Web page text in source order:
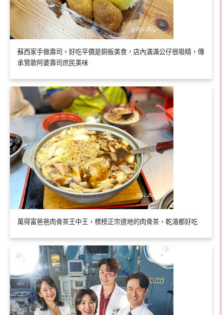
蘇西家手做壽司，好吃平價是銅板美食，店內滿滿公仔很吸睛，傳
承鶯歌阿婆壽司庶民美味
萬得富爸爸肉骨茶王中王，標榜正宗道地的肉骨茶，乾湯都好吃